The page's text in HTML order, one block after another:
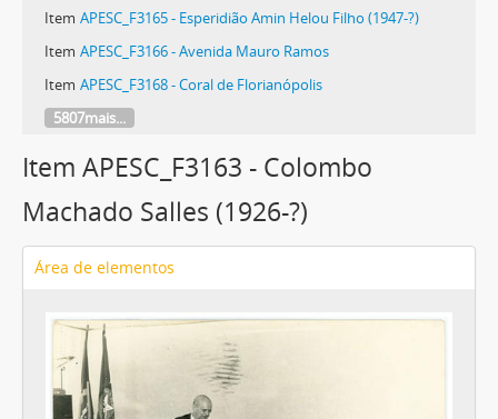
Item APESC_F3165 - Esperidião Amin Helou Filho (1947-?)
Item APESC_F3166 - Avenida Mauro Ramos
Item APESC_F3168 - Coral de Florianópolis
5807mais...
Item APESC_F3163 - Colombo
Machado Salles (1926-?)
Área de elementos